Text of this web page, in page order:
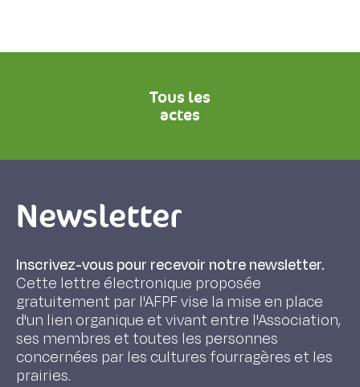
Tous les
actes
Newsletter
Inscrivez-vous pour recevoir notre newsletter.
Cette lettre électronique proposée
gratuitement par l'AFPF vise la mise en place
d'un lien organique et vivant entre l'Association,
ses membres et toutes les personnes
concernées par les cultures fourragères et les
prairies.